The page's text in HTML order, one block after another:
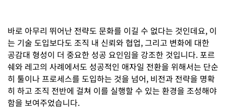
바로 아무리 뛰어난 전략도 문화를 이길 수 없다는 것인데요, 이
는 기술 도입보다도 조직 내 신뢰와 협업, 그리고 변화에 대한
공감대 형성이 더 중요한 성공 요인임을 강조한 것입니다. 포르
쉐와 레고의 사례에서도 성공적인 애자일 전환을 위해서는 단순
히 툴이나 프로세스를 도입하는 것을 넘어, 비전과 전략을 명확
히 하고 조직 전반에 걸쳐 이를 실행할 수 있는 환경을 조성해야
함을 보여주었습니다.